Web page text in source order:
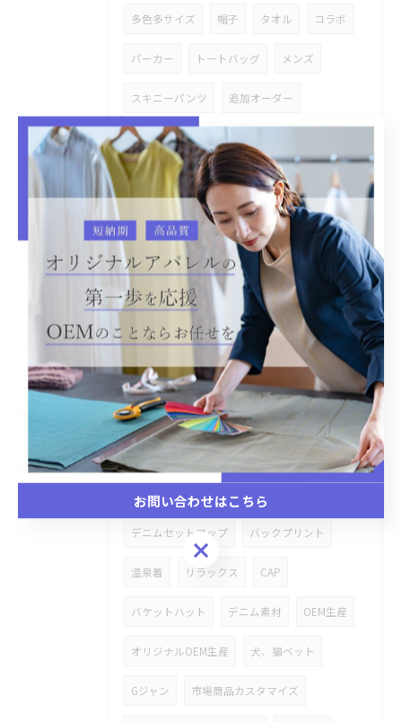
多色多サイズ 帽子 タオル コラボ
パーカー トートバッグ メンズ
スキニーパンツ 追加オーダー
ギンガム ブラウス
セットアップ 刺繍ワッペン
ペットベッド
パーツプリント コースター 小物入れ
スタジャン 市場商品 附属変え
手持ちのキャンバスバッグ
オリジナル商品 金具タグ付き デニム
加工物 シャツ オリジナルOEM
レース ステッチワーク 雑貨商品
ハトロン紙 ストレッチデニム
デニムセットアップ バックプリント
温泉着 リラックス CAP
バケットハット デニム素材 OEM生産
オリジナルOEM生産 犬、猫ベット
Gジャン 市場商品カスタマイズ
お問い合わせはこちら
お問い合わせはこちら